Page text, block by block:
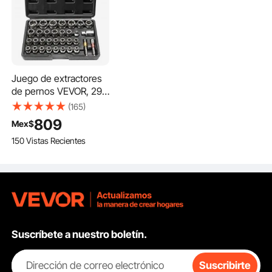
Juego de extractores
de pernos VEVOR, 29
piezas, de 6 mm a 10
mm y de 13/32" a 3/4",
con vasos de
extracción de acero
oxidados y dañados.
(165)
Mex$809
150 Vistas Recientes
Suscríbete a nuestro boletín.
Dirección de correo electrónico Suscribirte